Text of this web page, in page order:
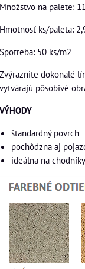
Množstvo na palete:
Hmotnosť ks/paleta:
Spotreba: 50 ks/m2
Zvýraznite dokonalé
vytvárajú pôsobivé
VÝHODY
štandardný povrch
pochôdzna aj
ideálna na